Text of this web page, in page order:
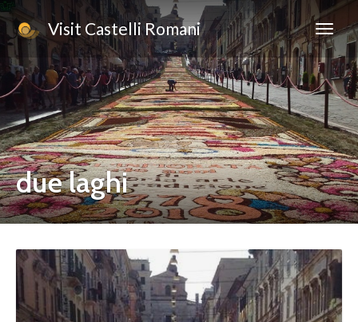
Visit Castelli Romani
due laghi